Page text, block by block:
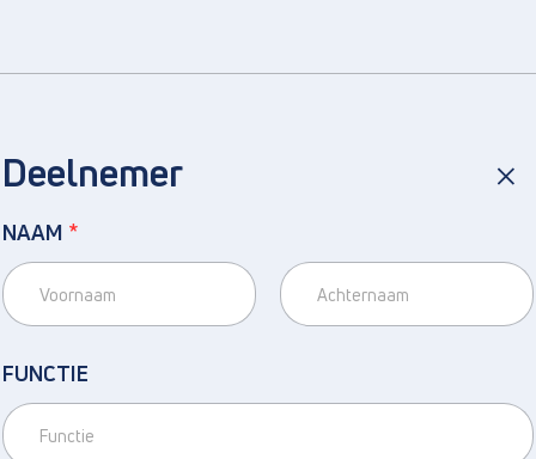
U
Deelnemer
NAAM *
FUNCTIE